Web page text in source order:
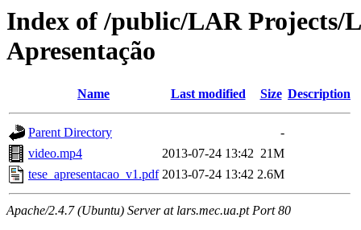
Index of /public/LAR Projects/
Apresentação
Name Last modified Size Description
Parent Directory
-
video.mp4
2013-07-24 13:42 21M
tese_apresentacao_v1.pdf 2013-07-24 13:42 2.6M
Apache/2.4.7 (Ubuntu) Server at lars.mec.ua.pt Port 80